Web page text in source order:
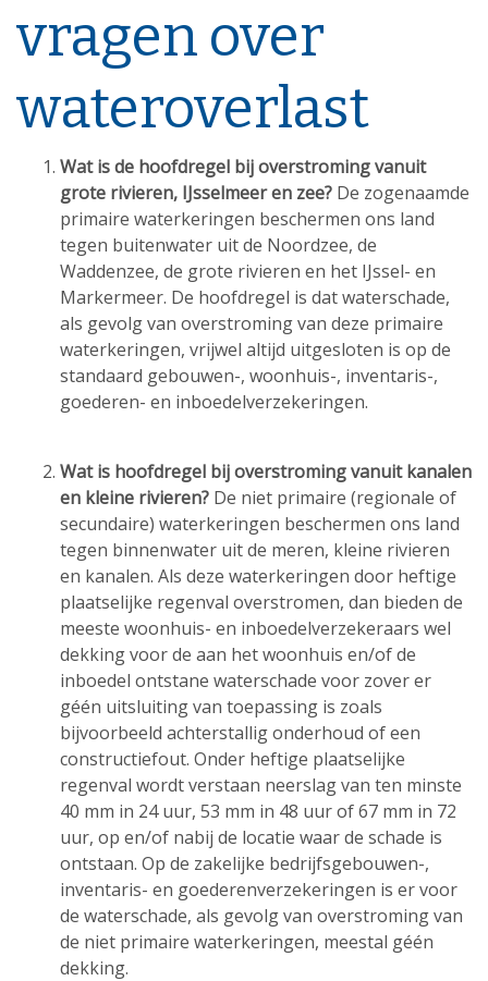
vragen over
wateroverlast
Wat is de hoofdregel bij overstroming vanuit
grote rivieren, IJsselmeer en zee? De zogenaamde
primaire waterkeringen beschermen ons land
tegen buitenwater uit de Noordzee, de
Waddenzee, de grote rivieren en het IJssel- en
Markermeer. De hoofdregel is dat waterschade,
als gevolg van overstroming van deze primaire
waterkeringen, vrijwel altijd uitgesloten is op de
standaard gebouwen-, woonhuis-, inventaris-,
goederen- en inboedelverzekeringen.
Wat is hoofdregel bij overstroming vanuit kanalen
en kleine rivieren? De niet primaire (regionale of
secundaire) waterkeringen beschermen ons land
tegen binnenwater uit de meren, kleine rivieren
en kanalen. Als deze waterkeringen door heftige
plaatselijke regenval overstromen, dan bieden de
meeste woonhuis- en inboedelverzekeraars wel
dekking voor de aan het woonhuis en/of de
inboedel ontstane waterschade voor zover er
géén uitsluiting van toepassing is zoals
bijvoorbeeld achterstallig onderhoud of een
constructiefout. Onder heftige plaatselijke
regenval wordt verstaan neerslag van ten minste
40 mm in 24 uur, 53 mm in 48 uur of 67 mm in 72
uur, op en/of nabij de locatie waar de schade is
ontstaan. Op de zakelijke bedrijfsgebouwen-,
inventaris- en goederenverzekeringen is er voor
de waterschade, als gevolg van overstroming van
de niet primaire waterkeringen, meestal géén
dekking.